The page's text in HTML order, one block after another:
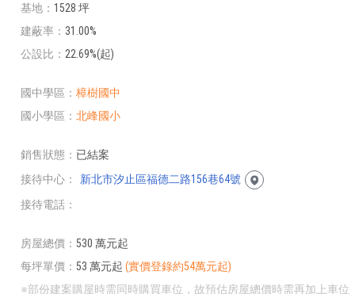
基地
1528 坪
建蔽率
31.00%
公設比
22.69%(起)
國中學區
樟樹國中
國小學區
北峰國小
銷售狀態
已結案
接待中心
新北市汐止區福德二路156巷64號
接待電話
房屋總價
530 萬元起
每坪單價
53 萬元起(實價登錄約54萬元起)
※部份建案購屋時需同時購買車位，故預估房屋總價時需再加上車位